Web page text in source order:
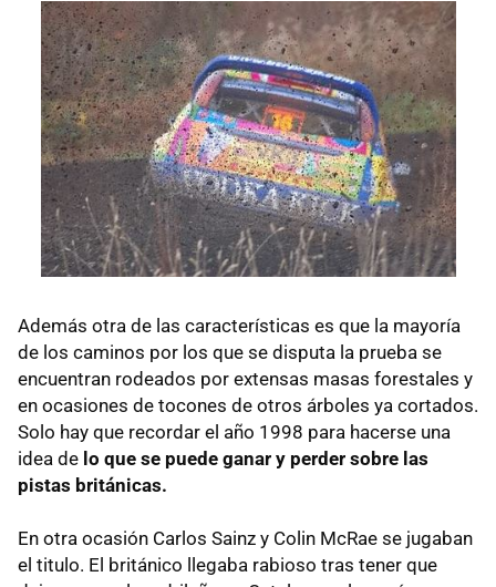
Además otra de las características es que la mayoría
de los caminos por los que se disputa la prueba se
encuentran rodeados por extensas masas forestales y
en ocasiones de tocones de otros árboles ya cortados.
Solo hay que recordar el año 1998 para hacerse una
idea de lo que se puede ganar y perder sobre las
pistas británicas.
En otra ocasión Carlos Sainz y Colin McRae se jugaban
el titulo. El británico llegaba rabioso tras tener que